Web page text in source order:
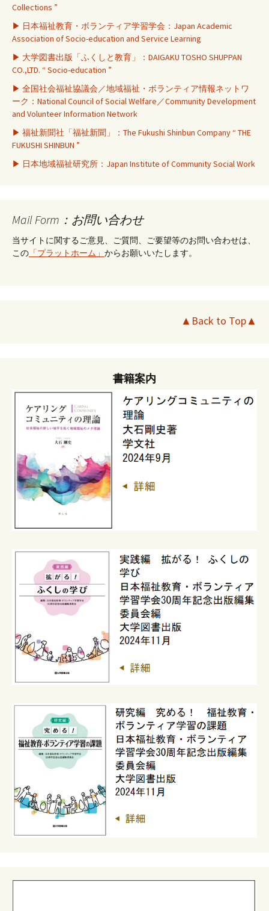
Collections ”
▶ 日本福祉教育・ボランティア学習学会：Japan Academic
Association of Socio-education and Service Learning
▶ 大学図書出版「ふくしと教育」：DAIGAKU TOSHO SHUPPAN
CO.,LTD. “ Socio-education ”
▶ 全国社会福祉協議会／地域福祉・ボランティア情報ネットワ
ーク：National Council of Social Welfare／Community Development
and Volunteer Information Network
▶ 福祉新聞社「福祉新聞」：The Fukushi Shinbun Company “ THE
FUKUSHI SHINBUN ”
▶ 日本地域福祉研究所：Japan Institute of Community Social Work
Mail Form：お問い合わせ
当サイトに関するご意見、ご質問、ご要望等のお問い合わせは、
この 「プラットホーム」 からお願いいたします。
▲Back to Top▲
書籍案内